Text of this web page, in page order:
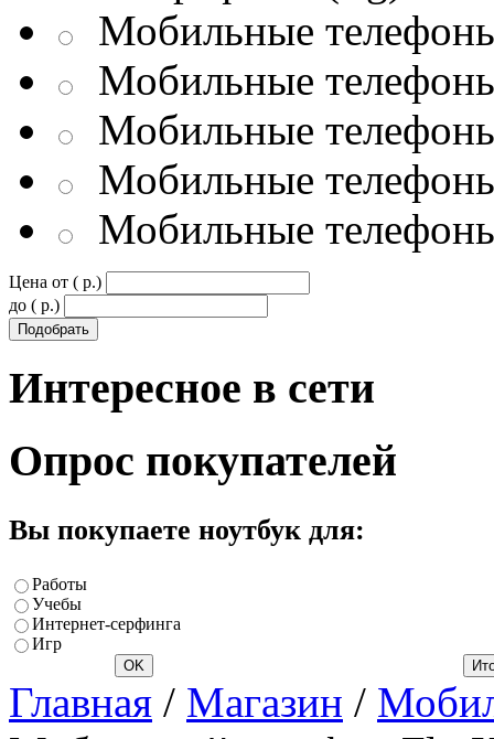
Мобильные
Мобильные
Мобильные
Мобильные
Мобильные
Цена от ( p.)
до ( p.)
Интересное в сети
Опрос покупателей
Вы покупаете ноутбук для:
Работы
Учебы
Интернет-серфинга
Игр
Главная / Магазин /